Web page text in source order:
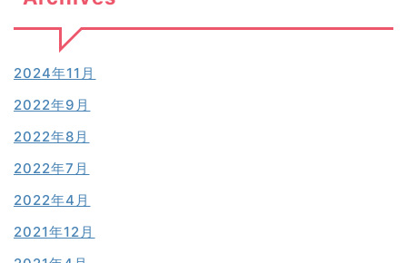
2024年11月
2022年9月
2022年8月
2022年7月
2022年4月
2021年12月